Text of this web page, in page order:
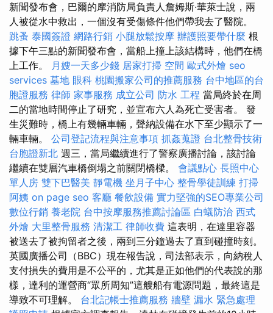
新聞發布會，巴爾的摩消防局負責人詹姆斯·華萊士說，兩
人被從水中救出，一個沒有受傷條件他們帶我去了醫院。
跳蚤 泰國簽證 網路行銷 小腿放鬆按摩 辦護照要帶什麼 根
據下午三點的新聞發布會，當船上撞上該結構時，他們在橋
上工作。 月嫂一天多少錢 居家打掃 空間 歐式外燴 seo
services 墓地 眼科 桃園搬家公司的推薦服務 台中地區的台
胞證服務 律師 家事服務 成立公司 防水 工程 當局終於在周
二的當地時間停止了研究，並宣布六人為死亡受害者。 發
生災難時，橋上有幾輛車輛，聲納設備在水下至少顯示了一
輛車輛。 公司登記流程與注意事項 抓姦蒐證 台北整骨技術
台胞證新北 週三，當局繼續進行了警察廣播討論，該討論
繼續在雙層汽車橋倒塌之前關閉橋樑。 會議點心 長照中心
單人房 雙下巴醫美 靜電機 坐月子中心 整骨學徒訓練 打掃
阿姨 on page seo 客廳 餐飲設備 實力堅強的SEO專業公司
數位行銷 養老院 台中按摩服務推薦討論區 白蟻防治 西式
外燴 大里整骨服務 清潔工 律師收費 這表明，在達里容器
被送去了被拘留者之後，兩到三分鐘過去了直到碰撞時刻。
英國廣播公司（BBC）現在報告說，司法部表示，向納稅人
支付損失的費用是不公平的，尤其是正如他們的代表說的那
樣，達利的運營商“眾所周知”這艘船有電源問題，最終這是
導致不可理解。 台北記帳士推薦服務 牆壁 漏水 緊急處理